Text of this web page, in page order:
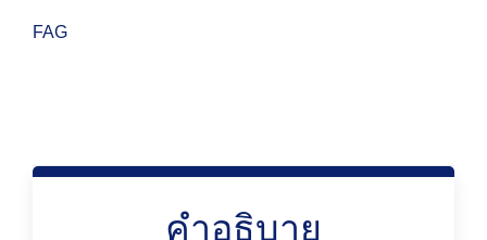
FAG
คำอธิบาย